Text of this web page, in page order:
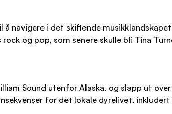
navigere i det skiftende
og pop, som senere skulle bli Tina
Sound utenfor Alaska, og slapp ut
for det lokale dyrelivet, inkludert